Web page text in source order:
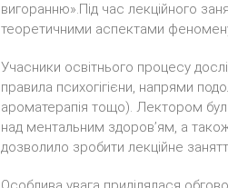
вигоранню».Під час лекційного
теоретичними аспектами
Учасники освітнього процесу
правила психогігієни, напрями
ароматерапія тощо). Лектором
над ментальним здоров’ям, а
дозволило зробити лекційне